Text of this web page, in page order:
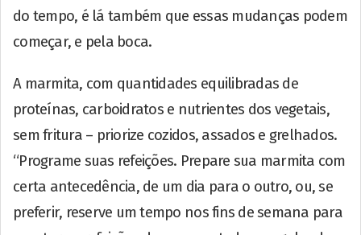
do tempo, é lá também que essas mudanças podem
começar, e pela boca.
A marmita, com quantidades equilibradas de
proteínas, carboidratos e nutrientes dos vegetais,
sem fritura – priorize cozidos, assados e grelhados.
“Programe suas refeições. Prepare sua marmita com
certa antecedência, de um dia para o outro, ou, se
preferir, reserve um tempo nos fins de semana para